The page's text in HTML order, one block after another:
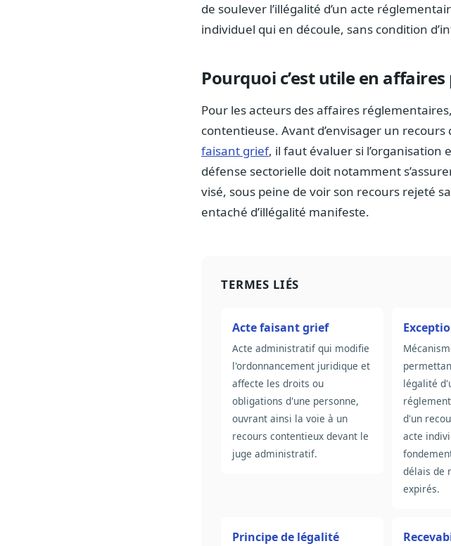
de soulever l’illégalité d’un acte
individuel qui en découle, sans condition
Pourquoi c’est utile en
Pour les acteurs des affaires
contentieuse. Avant d’envisager un
faisant grief, il faut évaluer si l’organisation
défense sectorielle doit notamment
visé, sous peine de voir son recours rejeté
entaché d’illégalité manifeste.
TERMES LIÉS
Acte faisant grief
Acte administratif qui modifie
l'ordonnancement juridique et
affecte les droits ou
obligations d'une personne,
ouvrant ainsi la voie à un
recours contentieux devant le
juge administratif.
légalité
d'un
acte
délais de
expirés.
Principe de légalité